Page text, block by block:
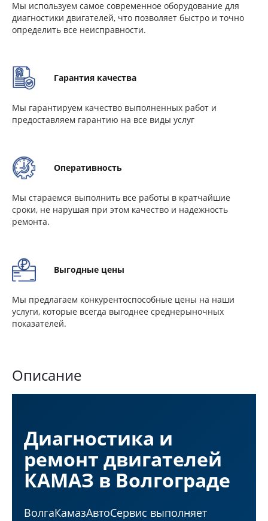
Мы используем самое современное оборудование для
диагностики двигателей, что позволяет быстро и точно
определить все неисправности.
Гарантия качества
Мы гарантируем качество выполненных работ и
предоставляем гарантию на все виды услуг
Оперативность
Мы стараемся выполнить все работы в кратчайшие
сроки, не нарушая при этом качество и надежность
ремонта.
Выгодные цены
Мы предлагаем конкурентоспособные цены на наши
услуги, которые всегда выгоднее среднерыночных
показателей.
Описание
Диагностика и
ремонт двигателей
КАМАЗ в Волгограде
ВолгаКамазАвтоСервис выполняет